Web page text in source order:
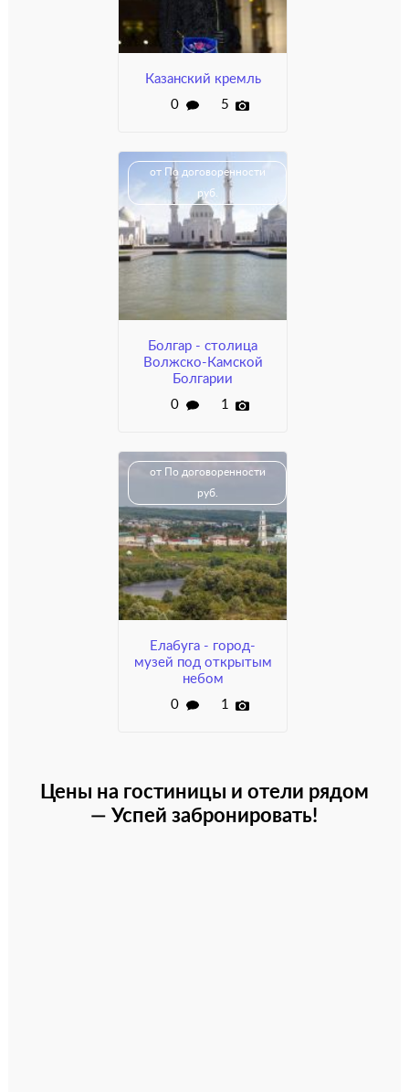
Казанский кремль
0
5
Болгар - столица
Волжско-Камской
Болгарии
0
1
от По договоренности
руб.
Елабуга - город-
музей под открытым
небом
0
1
от По договоренности
руб.
Цены на гостиницы и отели рядом
— Успей забронировать!